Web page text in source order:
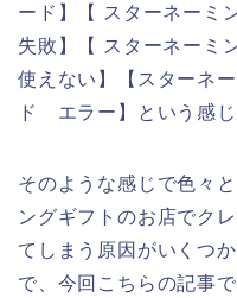
ード】【 スターネーミ
失敗】【 スターネーミ
使えない】【スターネ
ド エラー】という感じ
そのような感じで色々
ングギフトのお店でク
てしまう原因がいくつ
で、今回こちらの記事